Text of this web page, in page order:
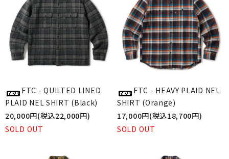
FTC - QUILTED LINED
PLAID NEL SHIRT (Black)
20,000円(税込22,000円)
SOLD OUT
FTC - HEAVY PLAID NEL
SHIRT (Orange)
17,000円(税込18,700円)
SOLD OUT